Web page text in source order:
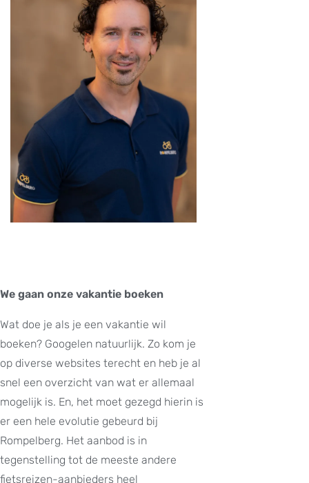
We gaan onze vakantie boeken
Wat doe je als je een vakantie wil
boeken? Googelen natuurlijk. Zo kom je
op diverse websites terecht en heb je al
snel een overzicht van wat er allemaal
mogelijk is. En, het moet gezegd hierin is
er een hele evolutie gebeurd bij
Rompelberg. Het aanbod is in
tegenstelling tot de meeste andere
fietsreizen-aanbieders heel